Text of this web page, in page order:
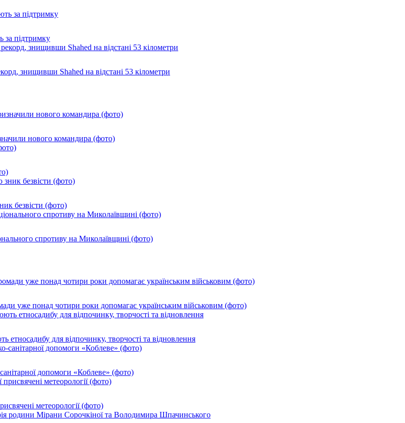
за підтримку
знищивши Shahed на відстані 53 кілометри
нового командира (фото)
безвісти (фото)
спротиву на Миколаївщині (фото)
уже понад чотири роки допомагає українським військовим (фото)
етносадибу для відпочинку, творчості та відновлення
допомоги «Коблеве» (фото)
метеорології (фото)